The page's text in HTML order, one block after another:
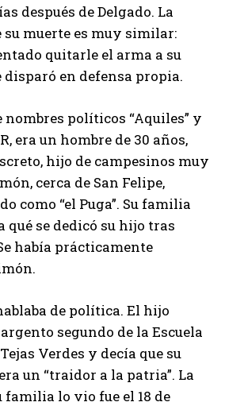
después de Delgado. La
muerte es muy similar:
quitarle el arma a su
disparó en defensa propia.
nombres políticos “Aquiles” y
era un hombre de 30 años,
hijo de campesinos muy
cerca de San Felipe,
como “el Puga”. Su familia
qué se dedicó su hijo tras
había prácticamente
de política. El hijo
segundo de la Escuela
Verdes y decía que su
un “traidor a la patria”. La
familia lo vio fue el 18 de